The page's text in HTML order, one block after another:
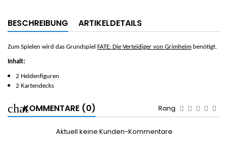
BESCHREIBUNG ARTIKELDETAILS
Zum Spielen wird das Grundspiel FATE: Die Verteidiger von Grimheim benötigt.
Inhalt:
2 Heldenfiguren
2 Kartendecks
KOMMENTARE (0) Rang
Aktuell keine Kunden-Kommentare